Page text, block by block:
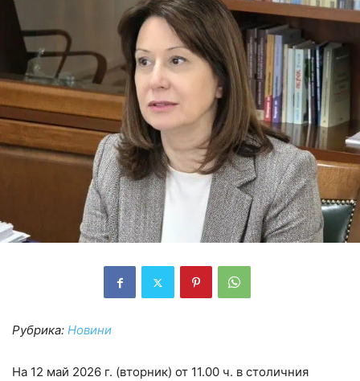
Рубрика: Новини
На 12 май 2026 г. (вторник) от 11.00 ч. в столичния